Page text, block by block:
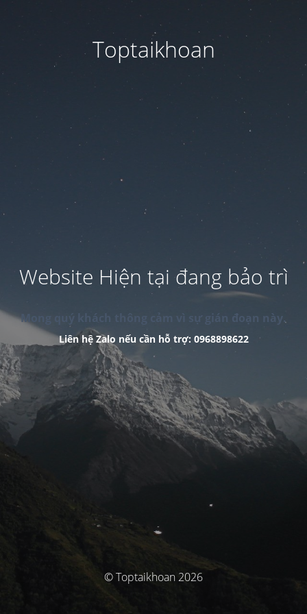
Toptaikhoan
Website Hiện tại đang bảo trì
Mong quý khách thông cảm vì sự gián đoạn này.
Liên hệ Zalo nếu cần hỗ trợ: 0968898622
© Toptaikhoan 2026